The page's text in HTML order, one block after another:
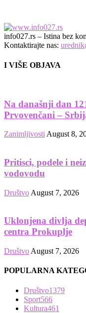
info027.rs – Istina bez
Kontaktirajte nas:
I VIŠE OBJAVA
Na današnji dan
Prvovenčani –
Zanimljivosti August 8,
Pritisci, podele i
vodovodu
Društvo August 7, 2026
Uklonjena divlja
centra Prokuplje
Društvo August 7, 2026
POPULARNA
Društvo1379
Sport566
Kultura461